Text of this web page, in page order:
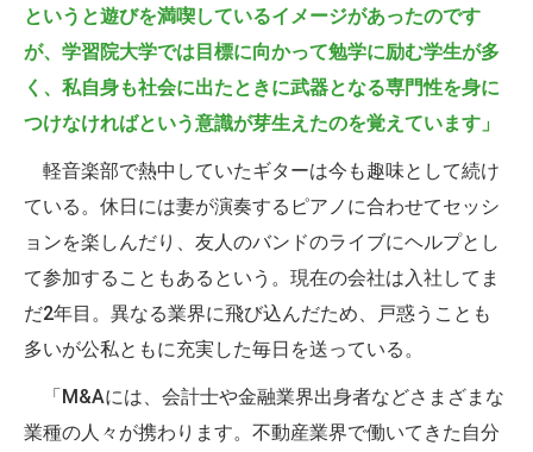
というと遊びを満喫しているイメージがあったのです
が、学習院大学では目標に向かって勉学に励む学生が多
く、私自身も社会に出たときに武器となる専門性を身に
つけなければという意識が芽生えたのを覚えています」
軽音楽部で熱中していたギターは今も趣味として続け
ている。休日には妻が演奏するピアノに合わせてセッシ
ョンを楽しんだり、友人のバンドのライブにヘルプとし
て参加することもあるという。現在の会社は入社してま
だ2年目。異なる業界に飛び込んだため、戸惑うことも
多いが公私ともに充実した毎日を送っている。
「M&Aには、会計士や金融業界出身者などさまざまな
業種の人々が携わります。不動産業界で働いてきた自分